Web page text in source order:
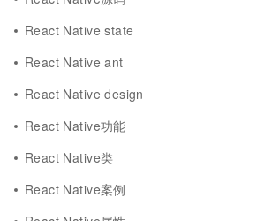
React Native state
React Native ant
React Native design
React Native功能
React Native类
React Native案例